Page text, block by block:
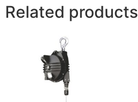
Related products